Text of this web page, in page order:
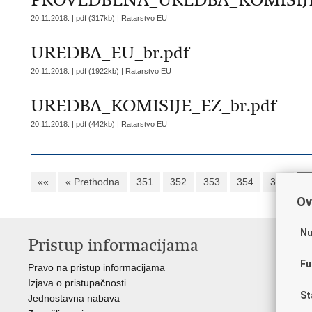
20.11.2018. | pdf (317kb) | Ratarstvo EU
UREDBA_EU_br.pdf
20.11.2018. | pdf (1922kb) | Ratarstvo EU
UREDBA_KOMISIJE_EZ_br.pdf
20.11.2018. | pdf (442kb) | Ratarstvo EU
«« « Prethodna 351 352 353 354 355
Pristup informacijama
Pravo na pristup informacijama
Izjava o pristupačnosti
Jednostavna nabava